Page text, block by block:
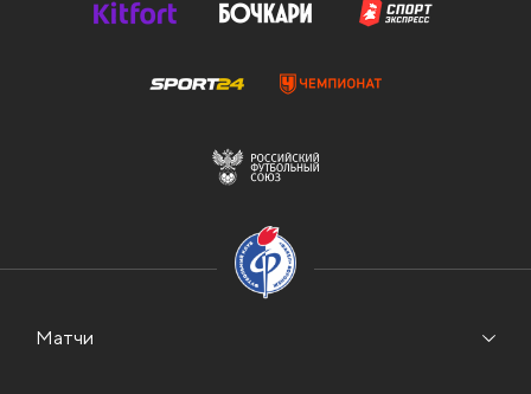
Матчи